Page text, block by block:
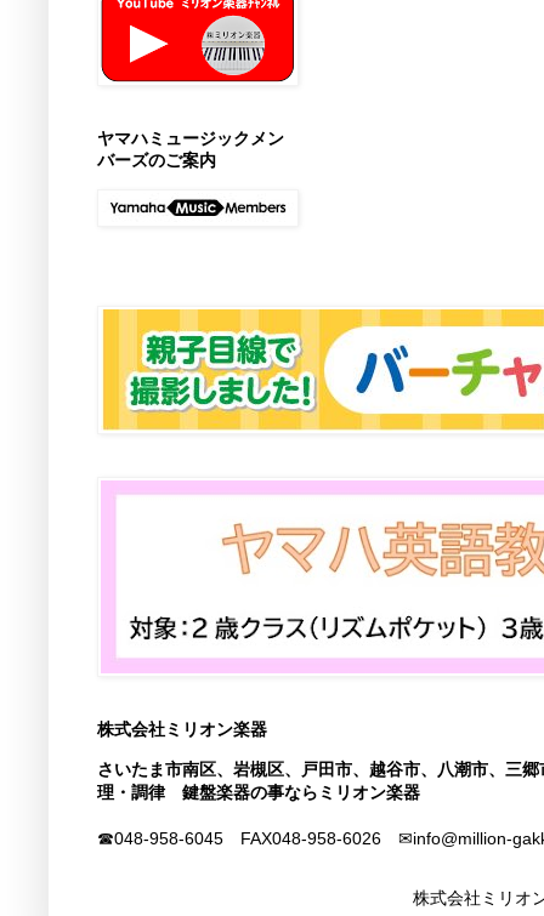
ヤマハミュージックメン
バーズのご案内
株式会社ミリオン楽器
さいたま市南区、岩槻区、戸田市、越谷市、八潮市、
理・調律 鍵盤楽器の事ならミリオン楽器
☎048-958-6045 FAX048-958-6026 ✉info@million-
株式会社ミリオ